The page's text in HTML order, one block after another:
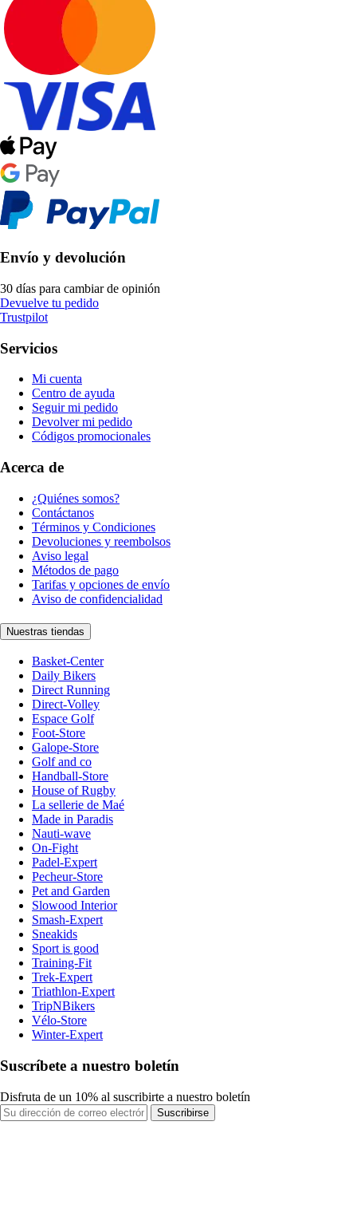
Envío y devolución
30 días para cambiar de opinión
Devuelve tu pedido
Trustpilot
Servicios
Mi cuenta
Centro de ayuda
Seguir mi pedido
Devolver mi pedido
Códigos promocionales
Acerca de
¿Quiénes somos?
Contáctanos
Términos y Condiciones
Devoluciones y reembolsos
Aviso legal
Métodos de pago
Tarifas y opciones de envío
Aviso de confidencialidad
Nuestras tiendas
Basket-Center
Daily Bikers
Direct Running
Direct-Volley
Espace Golf
Foot-Store
Galope-Store
Golf and co
Handball-Store
House of Rugby
La sellerie de Maé
Made in Paradis
Nauti-wave
On-Fight
Padel-Expert
Pecheur-Store
Pet and Garden
Slowood Interior
Smash-Expert
Sneakids
Sport is good
Training-Fit
Trek-Expert
Triathlon-Expert
TripNBikers
Vélo-Store
Winter-Expert
Suscríbete a nuestro boletín
Disfruta de un 10% al suscribirte a nuestro boletín
Suscribirse